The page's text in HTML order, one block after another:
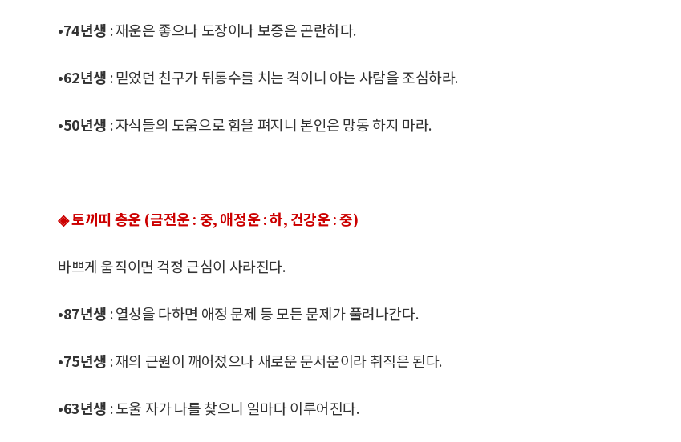
•74년생 : 재운은 좋으나 도장이나 보증은 곤란하다.
•62년생 : 믿었던 친구가 뒤통수를 치는 격이니 아는 사람을 조심하라.
•50년생 : 자식들의 도움으로 힘을 펴지니 본인은 망동 하지 마라.
◈ 토끼띠 총운 (금전운 : 중, 애정운 : 하, 건강운 : 중)
바쁘게 움직이면 걱정 근심이 사라진다.
•87년생 : 열성을 다하면 애정 문제 등 모든 문제가 풀려나간다.
•75년생 : 재의 근원이 깨어졌으나 새로운 문서운이라 취직은 된다.
•63년생 : 도울 자가 나를 찾으니 일마다 이루어진다.